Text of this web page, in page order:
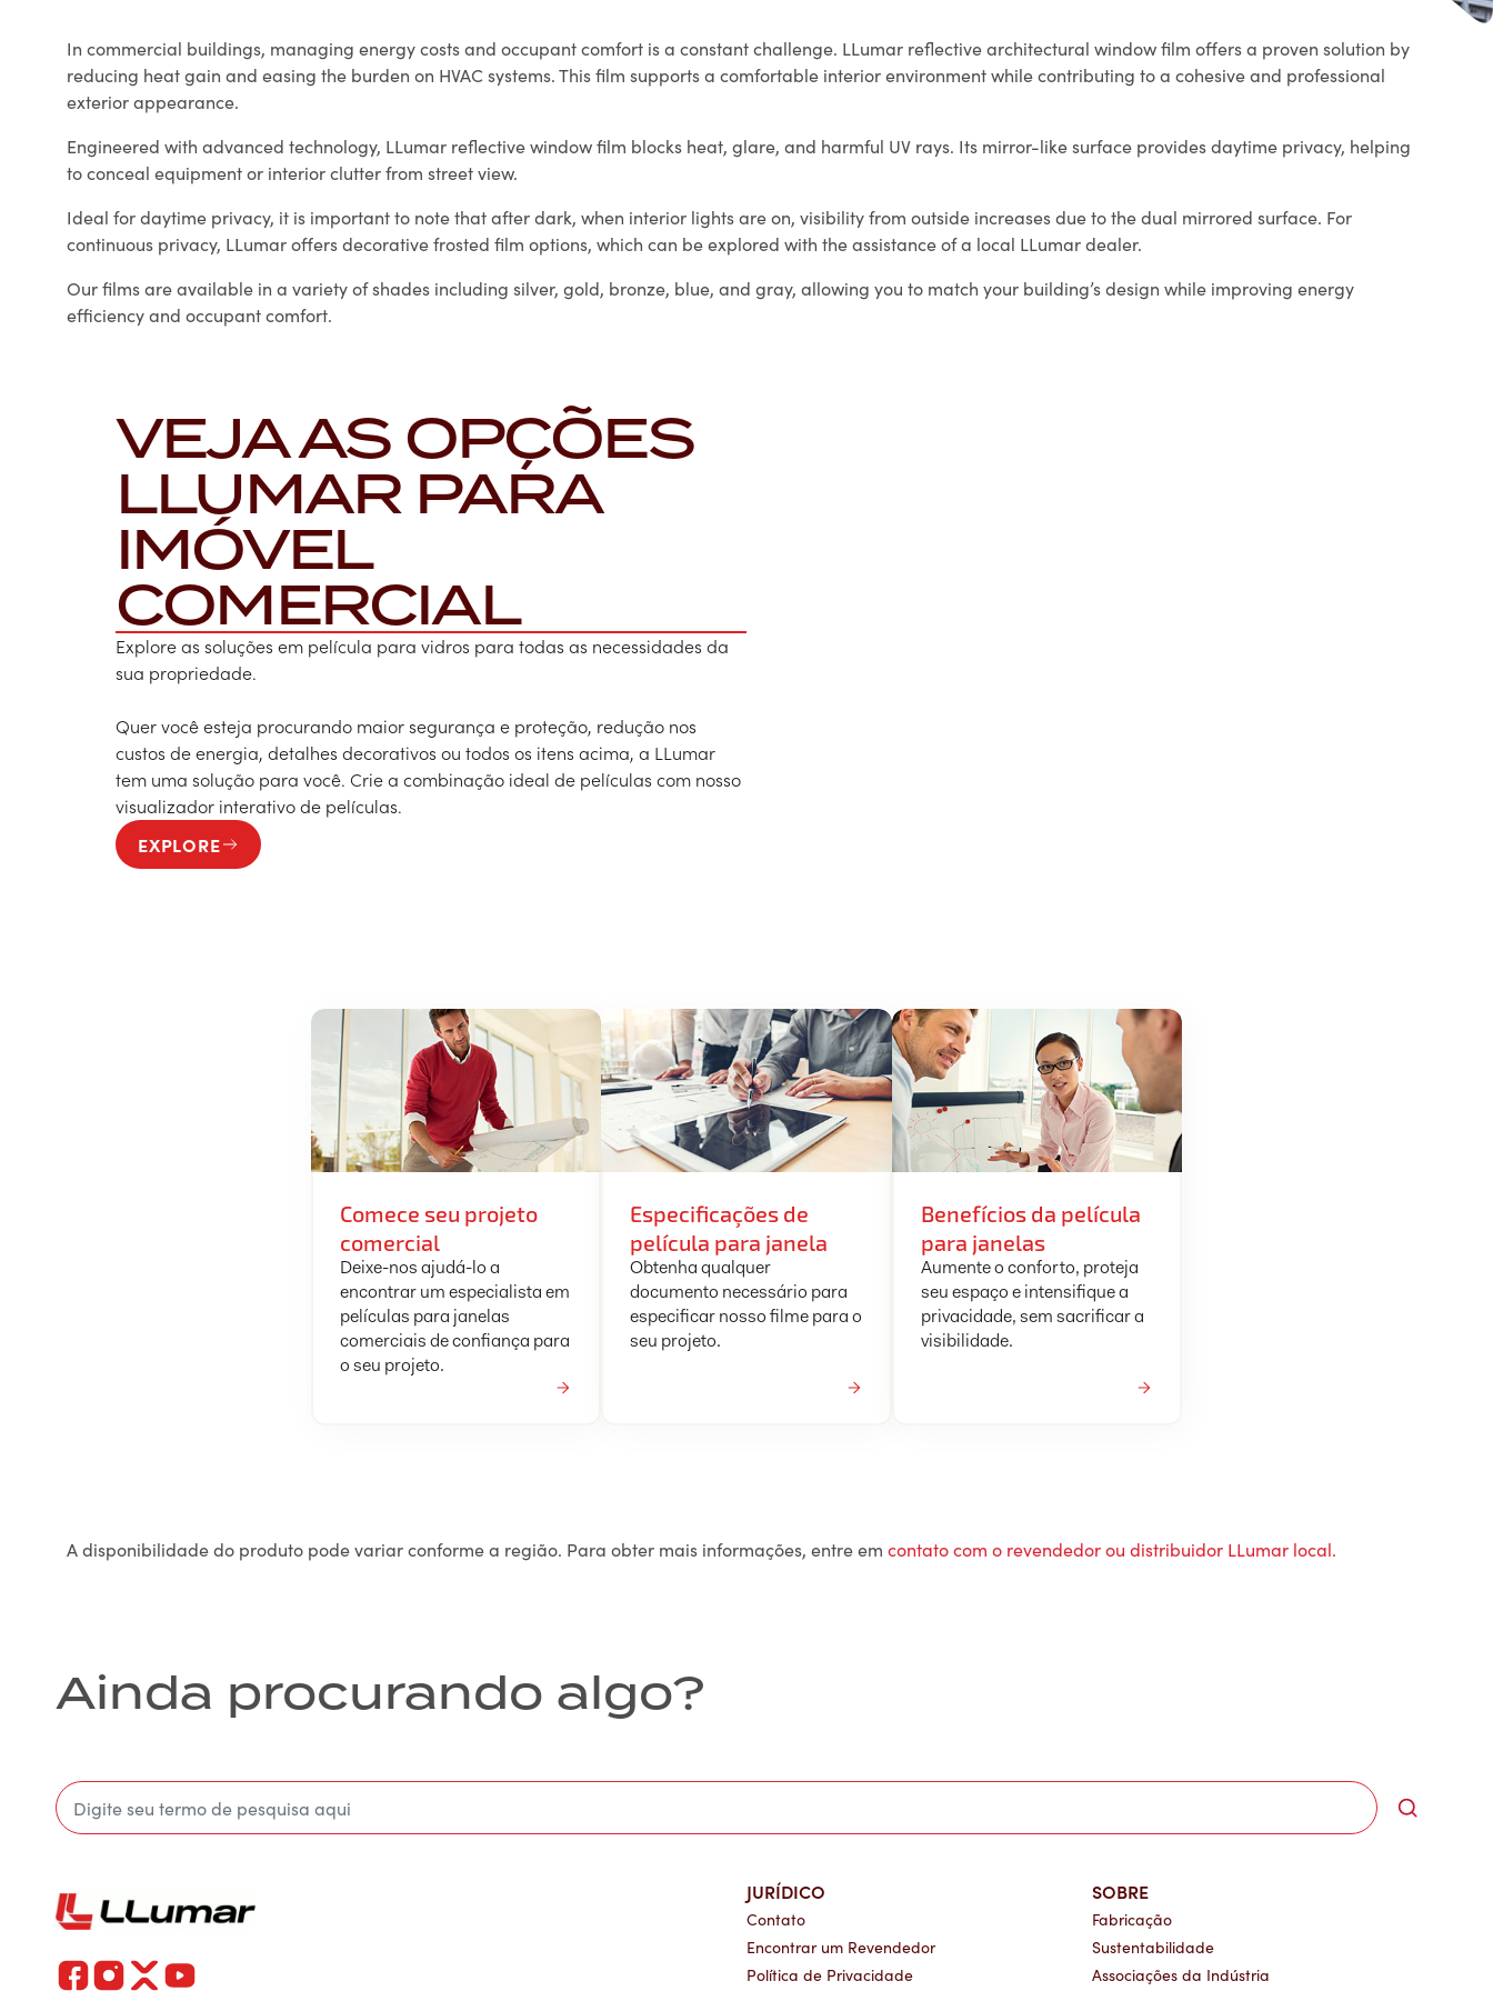
In commercial buildings, managing energy costs and occupant comfort is a constant challenge. LLumar reflective architectural window film offers a proven solution by
reducing heat gain and easing the burden on HVAC systems. This film supports a comfortable interior environment while contributing to a cohesive and professional
exterior appearance.
Engineered with advanced technology, LLumar reflective window film blocks heat, glare, and harmful UV rays. Its mirror-like surface provides daytime privacy, helping
to conceal equipment or interior clutter from street view.
Ideal for daytime privacy, it is important to note that after dark, when interior lights are on, visibility from outside increases due to the dual mirrored surface. For
continuous privacy, LLumar offers decorative frosted film options, which can be explored with the assistance of a local LLumar dealer.
Our films are available in a variety of shades including silver, gold, bronze, blue, and gray, allowing you to match your building’s design while improving energy
efficiency and occupant comfort.
VEJA AS OPÇÕES
LLUMAR PARA
IMÓVEL
COMERCIAL
Explore as soluções em película para vidros para todas as necessidades da
sua propriedade.
Quer você esteja procurando maior segurança e proteção, redução nos
custos de energia, detalhes decorativos ou todos os itens acima, a LLumar
tem uma solução para você. Crie a combinação ideal de películas com nosso
visualizador interativo de películas.
EXPLORE
Comece seu projeto
comercial
Deixe-nos ajudá-lo a
encontrar um especialista em
películas para janelas
comerciais de confiança para
o seu projeto.
Especificações de
película para janela
Obtenha qualquer
documento necessário para
especificar nosso filme para o
seu projeto.
Benefícios da película
para janelas
Aumente o conforto, proteja
seu espaço e intensifique a
privacidade, sem sacrificar a
visibilidade.
A disponibilidade do produto pode variar conforme a região. Para obter mais informações, entre em contato com o revendedor ou distribuidor LLumar local.
Ainda procurando algo?
JURÍDICO
Contato
Encontrar um Revendedor
Política de Privacidade
SOBRE
Fabricação
Sustentabilidade
Associações da Indústria